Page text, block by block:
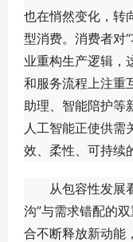
也在悄然变化，转
型消费。消费者对
业重构生产逻辑，
和服务流程上注重
助理、智能陪护等
人工智能正使供需
效、柔性、可持续
从包容性发展看
沟”与需求错配的
合不断释放新动能